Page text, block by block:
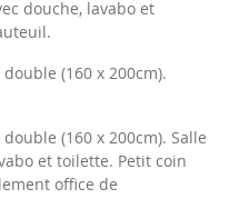
douche, lavabo et
(160 x 200cm).
(160 x 200cm). Salle
et toilette. Petit coin
office de